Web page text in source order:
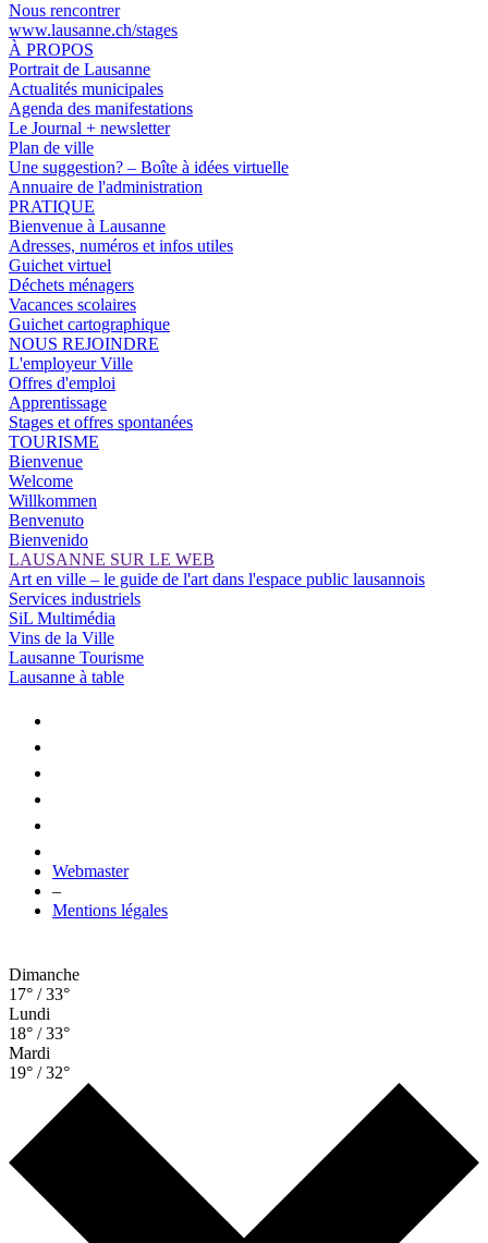
Nous rencontrer
www.lausanne.ch/stages
À PROPOS
Portrait de Lausanne
Actualités municipales
Agenda des manifestations
Le Journal + newsletter
Plan de ville
Une suggestion? – Boîte à idées virtuelle
Annuaire de l'administration
PRATIQUE
Bienvenue à Lausanne
Adresses, numéros et infos utiles
Guichet virtuel
Déchets ménagers
Vacances scolaires
Guichet cartographique
NOUS REJOINDRE
L'employeur Ville
Offres d'emploi
Apprentissage
Stages et offres spontanées
TOURISME
Bienvenue
Welcome
Willkommen
Benvenuto
Bienvenido
LAUSANNE SUR LE WEB
Art en ville – le guide de l'art dans l'espace public lausannois
Services industriels
SiL Multimédia
Vins de la Ville
Lausanne Tourisme
Lausanne à table
Webmaster
–
Mentions légales
Dimanche
17° / 33°
Lundi
18° / 33°
Mardi
19° / 32°